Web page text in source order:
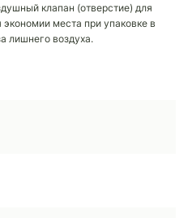
клапан (отверстие) для
места при упаковке в
лишнего воздуха.